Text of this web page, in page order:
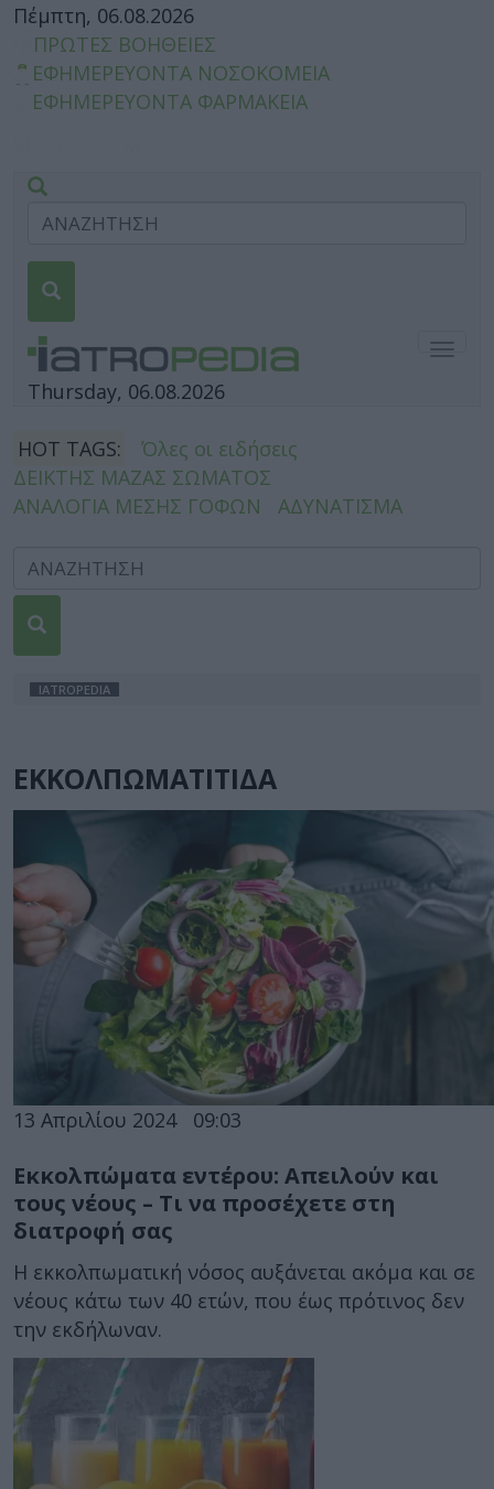
Πέμπτη, 06.08.2026
ΠΡΩΤΕΣ ΒΟΗΘΕΙΕΣ
ΕΦΗΜΕΡΕΥΟΝΤΑ ΝΟΣΟΚΟΜΕΙΑ
ΕΦΗΜΕΡΕΥΟΝΤΑ ΦΑΡΜΑΚΕΙΑ
Thursday, 06.08.2026
HOT TAGS:
Όλες οι ειδήσεις
ΔΕΙΚΤΗΣ ΜΑΖΑΣ ΣΩΜΑΤΟΣ
ΑΝΑΛΟΓΙΑ ΜΕΣΗΣ ΓΟΦΩΝ
ΑΔΥΝΑΤΙΣΜΑ
IATROPEDIA
ΕΚΚΟΛΠΩΜΑΤΙΤΙΔΑ
13 Απριλίου 2024 09:03
Εκκολπώματα εντέρου: Απειλούν και
τους νέους – Τι να προσέχετε στη
διατροφή σας
Η εκκολπωματική νόσος αυξάνεται ακόμα και σε
νέους κάτω των 40 ετών, που έως πρότινος δεν
την εκδήλωναν.